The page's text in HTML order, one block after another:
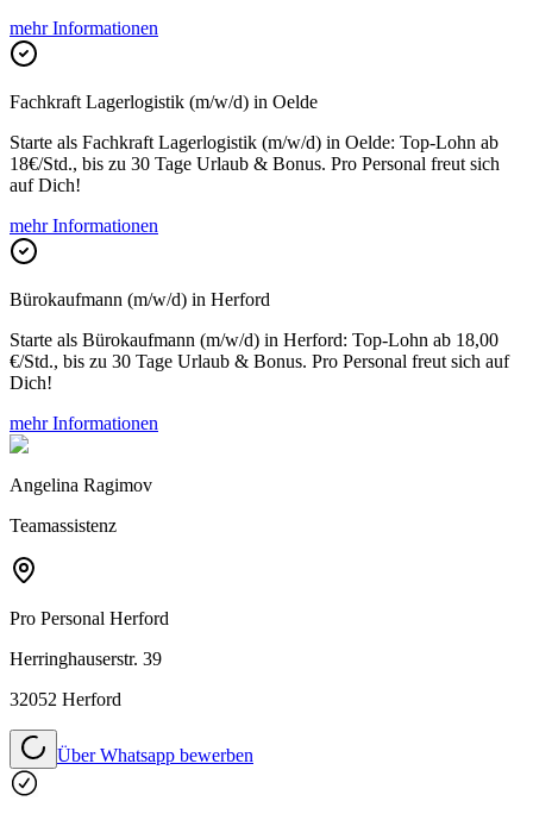
mehr Informationen
Fachkraft Lagerlogistik (m/w/d) in Oelde
Starte als Fachkraft Lagerlogistik (m/w/d) in Oelde: Top-Lohn ab
18€/Std., bis zu 30 Tage Urlaub & Bonus. Pro Personal freut sich
auf Dich!
mehr Informationen
Bürokaufmann (m/w/d) in Herford
Starte als Bürokaufmann (m/w/d) in Herford: Top-Lohn ab 18,00
€/Std., bis zu 30 Tage Urlaub & Bonus. Pro Personal freut sich auf
Dich!
mehr Informationen
Angelina Ragimov
Teamassistenz
Pro Personal Herford
Herringhauserstr. 39
32052 Herford
Über Whatsapp bewerben